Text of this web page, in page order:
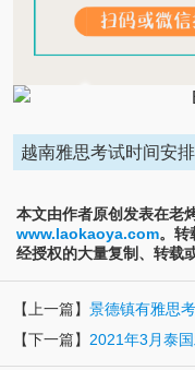
越南雅思考试时间安排
本文由作者原创发表在老
www.laokaoya.com。转
经授权的大量复制、转载
【上一篇】 景德镇有雅思
【下一篇】 2021年3月泰